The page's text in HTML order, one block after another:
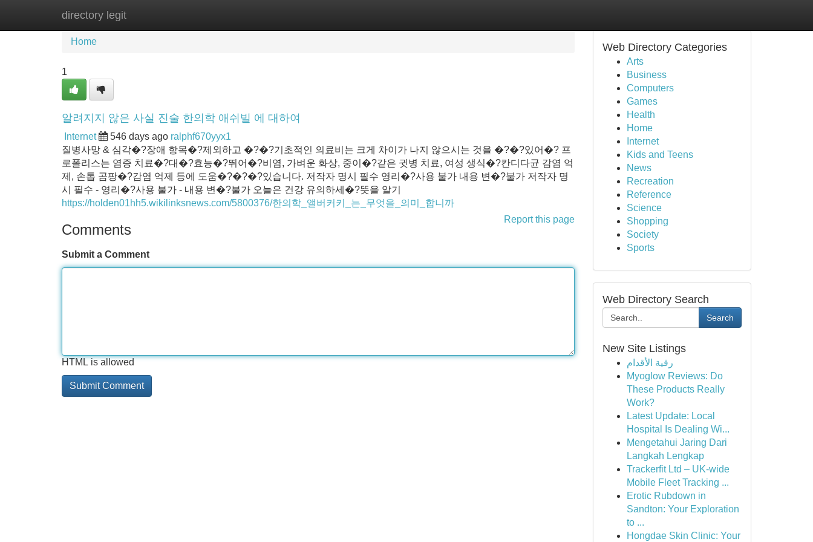
directory legit
Home New Site Listings
Home
1
알려지지 않은 사실 진술 한의학 애쉬빌 에 대하여
Internet 546 days ago ralphf670yyx1
질병사망 & 심각�?장애 항목�?제외하고 �?�?기초적인 의료비는 크게 차이가 나지 않으시는 것을 �?�?있어�? 프
로폴리스는 염증 치료�?대�?효능�?뛰어�?비염, 가벼운 화상, 중이�?같은 귓병 치료, 여성 생식�?칸디다균 감염 억
제, 손톱 곰팡�?감염 억제 등에 도움�?�?�?있습니다. 저작자 명시 필수 영리�?사용 불가 내용 변�?불가 저작자 명
시 필수 - 영리�?사용 불가 - 내용 변�?불가 오늘은 건강 유의하세�?뜻을 알기
https://holden01hh5.wikilinksnews.com/5800376/한의학_앨버커키_는_무엇을_의미_합니까
Report this page
Comments
Submit a Comment
HTML is allowed
Web Directory Categories
Arts
Business
Computers
Games
Health
Home
Internet
Kids and Teens
News
Recreation
Reference
Science
Shopping
Society
Sports
Web Directory Search
Search
New Site Listings
رقية الأقدام
Myoglow Reviews: Do
These Products Really
Work?
Latest Update: Local
Hospital Is Dealing Wi...
Mengetahui Jaring Dari
Langkah Lengkap
Trackerfit Ltd – UK-wide
Mobile Fleet Tracking ...
Erotic Rubdown in
Sandton: Your Exploration
to ...
Hongdae Skin Clinic: Your